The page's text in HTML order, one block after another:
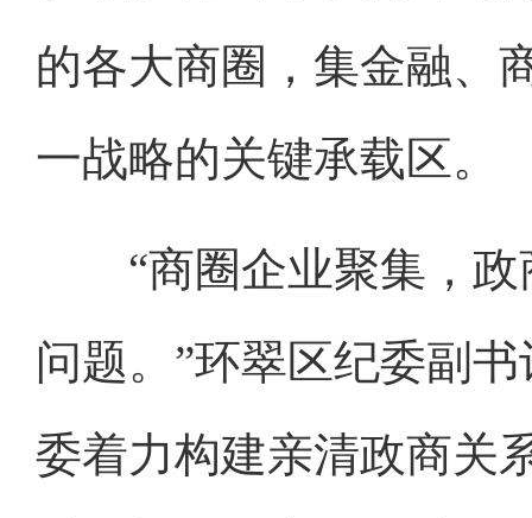
的各大商圈，集金融、
一战略的关键承载区。
“商圈企业聚集，政
问题。”环翠区纪委副
委着力构建亲清政商关